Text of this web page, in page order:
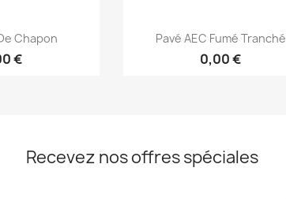
rapide
Chapon
€
Aperçu rapide
Pavé AEC Fumé Tranché
0,00 €
Recevez nos offres spéciales